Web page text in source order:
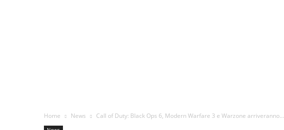
Home News Call of Duty: Black Ops 6, Modern Warfare 3 e Warzone arriveranno...